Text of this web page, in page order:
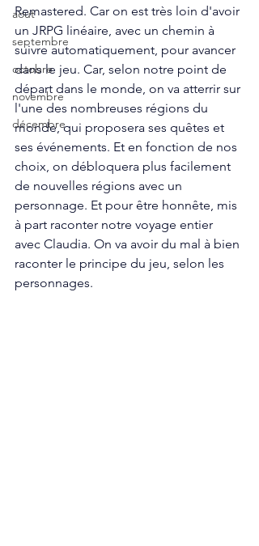
aout
septembre
octobre
novembre
décembre
Remastered. Car on est très loin d'avoir
un JRPG linéaire, avec un chemin à
suivre automatiquement, pour avancer
dans le jeu. Car, selon notre point de
départ dans le monde, on va atterrir sur
l'une des nombreuses régions du
monde, qui proposera ses quêtes et
ses événements. Et en fonction de nos
choix, on débloquera plus facilement
de nouvelles régions avec un
personnage. Et pour être honnête, mis
à part raconter notre voyage entier
avec Claudia. On va avoir du mal à bien
raconter le principe du jeu, selon les
personnages.